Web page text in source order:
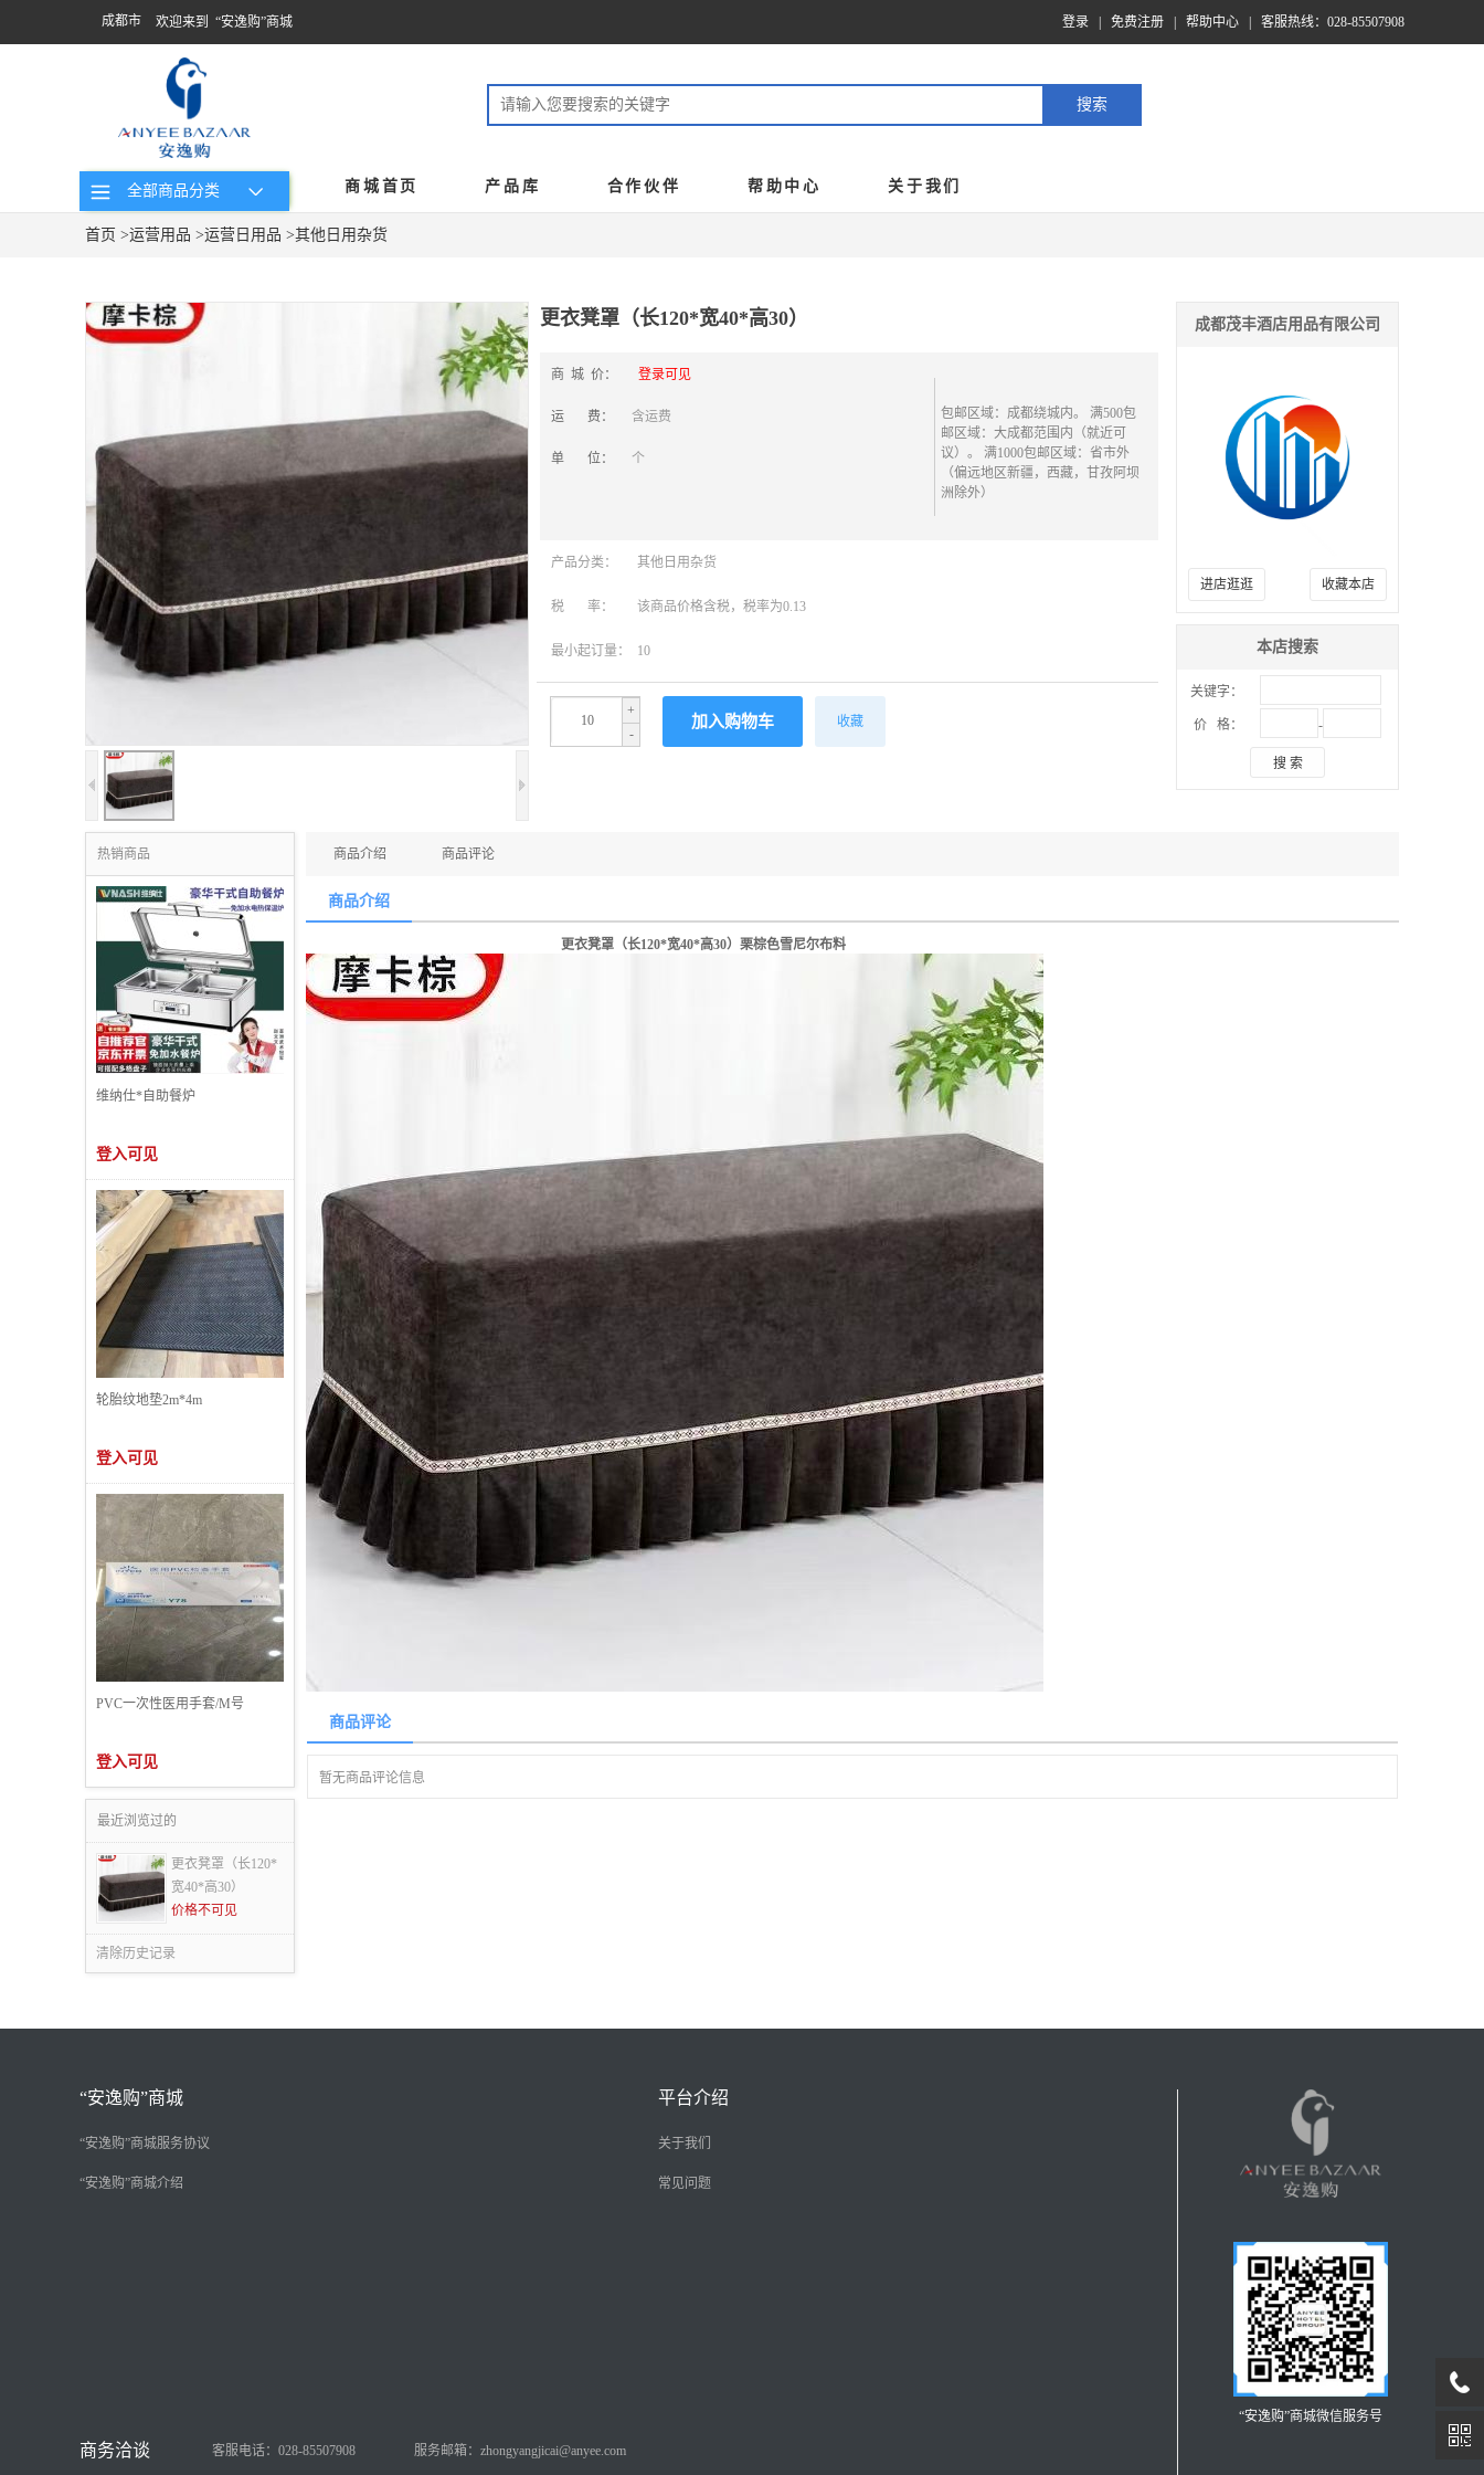
成都市 欢迎来到 “安逸购”商城 登录 免费注册 帮助中心 客服热线：028-85507908
全部商品分类 商城首页 产品库 合作伙伴 帮助中心 关于我们
首页 >运营用品 >运营日用品 >其他日用杂货
更衣凳罩（长120*宽40*高30）
商 城 价： 登录可见
运 费： 含运费
单 位： 个
包邮区域：成都绕城内。 满500包
邮区域：大成都范围内（就近可
议）。 满1000包邮区域：省市外
（偏远地区新疆，西藏，甘孜阿坝
洲除外）
产品分类： 其他日用杂货
税 率： 该商品价格含税，税率为0.13
最小起订量： 10
-
+
收藏
成都茂丰酒店用品有限公司
进店逛逛 收藏本店
本店搜索
关键字：
价 格： -
搜 索
热销商品
维纳仕*自助餐炉
登入可见
轮胎纹地垫2m*4m
登入可见
PVC一次性医用手套/M号
登入可见
最近浏览过的
更衣凳罩（长120*
宽40*高30）
价格不可见
清除历史记录
商品介绍 商品评论
商品介绍
更衣凳罩（长120*宽40*高30）栗棕色雪尼尔布料
商品评论
暂无商品评论信息
“安逸购”商城
“安逸购”商城服务协议
“安逸购”商城介绍
平台介绍
关于我们
常见问题
“安逸购”商城微信服务号
客服电话：028-85507908 服务邮箱：zhongyangjicai@anyee.com